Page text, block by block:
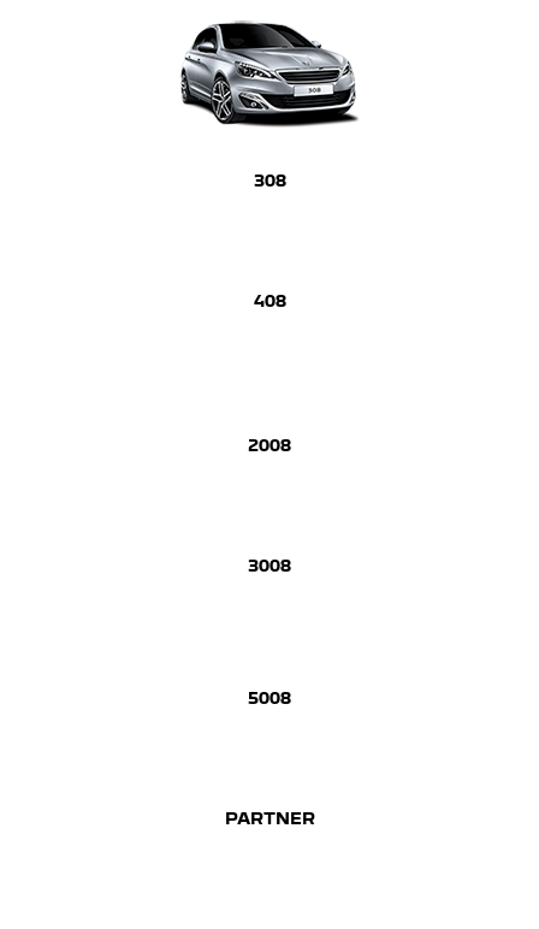
308
408
2008
3008
5008
PARTNER